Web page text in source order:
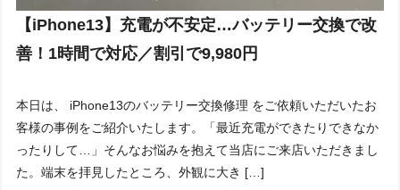
【iPhone13】充電が不安定…バッテリー交換で改
善！1時間で対応／割引で9,980円
本日は、 iPhone13のバッテリー交換修理 をご依頼いただいたお
客様の事例をご紹介いたします。「最近充電ができたりできなか
ったりして…」そんなお悩みを抱えて当店にご来店いただきまし
た。端末を拝見したところ、外観に大き […]